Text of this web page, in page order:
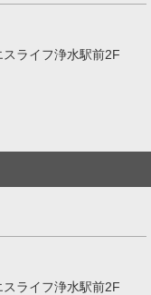
ライフ浄水駅前2F
ライフ浄水駅前2F